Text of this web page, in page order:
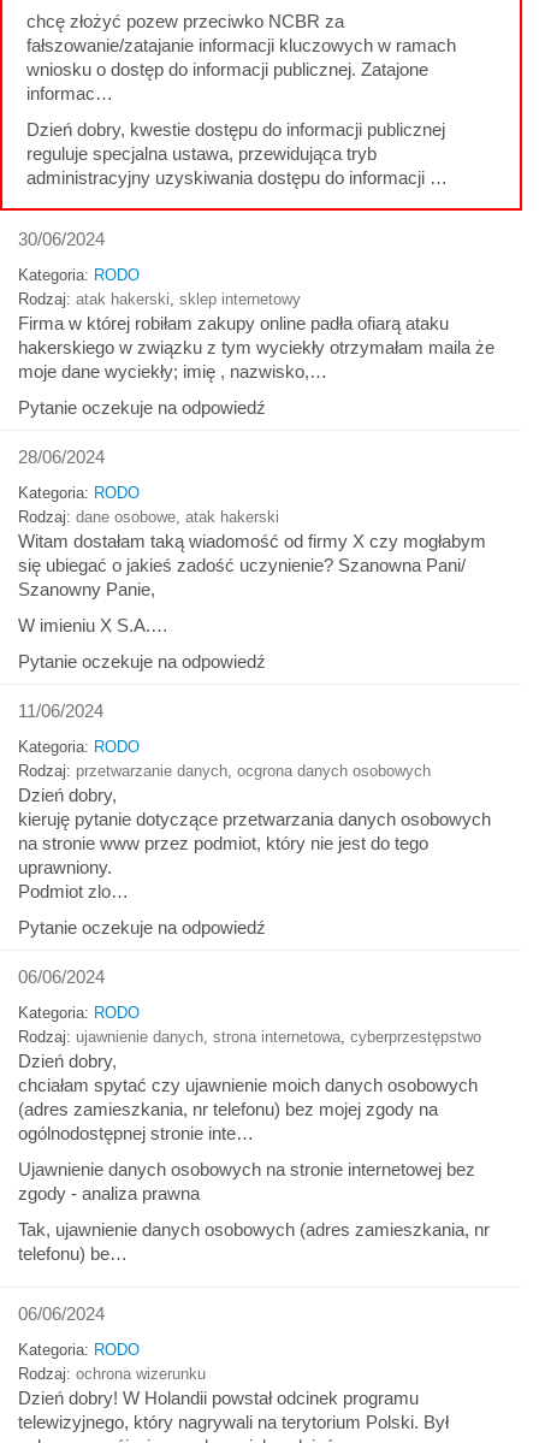
chcę złożyć pozew przeciwko NCBR za
fałszowanie/zatajanie informacji kluczowych w ramach
wniosku o dostęp do informacji publicznej. Zatajone
informac…
Dzień dobry, kwestie dostępu do informacji publicznej
reguluje specjalna ustawa, przewidująca tryb
administracyjny uzyskiwania dostępu do informacji …
30/06/2024
Kategoria: RODO
Rodzaj: atak hakerski sklep internetowy
Firma w której robiłam zakupy online padła ofiarą ataku
hakerskiego w związku z tym wyciekły otrzymałam maila że
moje dane wyciekły; imię , nazwisko,…
Pytanie oczekuje na odpowiedź
28/06/2024
Kategoria: RODO
Rodzaj: dane osobowe atak hakerski
Witam dostałam taką wiadomość od firmy X czy mogłabym
się ubiegać o jakieś zadość uczynienie? Szanowna Pani/
Szanowny Panie,
W imieniu X S.A.…
Pytanie oczekuje na odpowiedź
11/06/2024
Kategoria: RODO
Rodzaj: przetwarzanie danych ocgrona danych osobowych
Dzień dobry,
kieruję pytanie dotyczące przetwarzania danych osobowych
na stronie www przez podmiot, który nie jest do tego
uprawniony.
Podmiot zlo…
Pytanie oczekuje na odpowiedź
06/06/2024
Kategoria: RODO
Rodzaj: ujawnienie danych strona internetowa cyberprzestępstwo
Dzień dobry,
chciałam spytać czy ujawnienie moich danych osobowych
(adres zamieszkania, nr telefonu) bez mojej zgody na
ogólnodostępnej stronie inte…
Ujawnienie danych osobowych na stronie internetowej bez
zgody - analiza prawna
Tak, ujawnienie danych osobowych (adres zamieszkania, nr
telefonu) be…
06/06/2024
Kategoria: RODO
Rodzaj: ochrona wizerunku
Dzień dobry! W Holandii powstał odcinek programu
telewizyjnego, który nagrywali na terytorium Polski. Był